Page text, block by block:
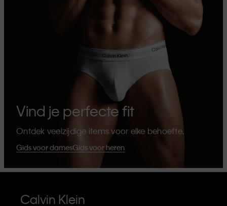
Vind je perfecte fit
Ontdek veelzijdige items voor elke behoefte.
Gids voor damesGids voor heren
Calvin Klein